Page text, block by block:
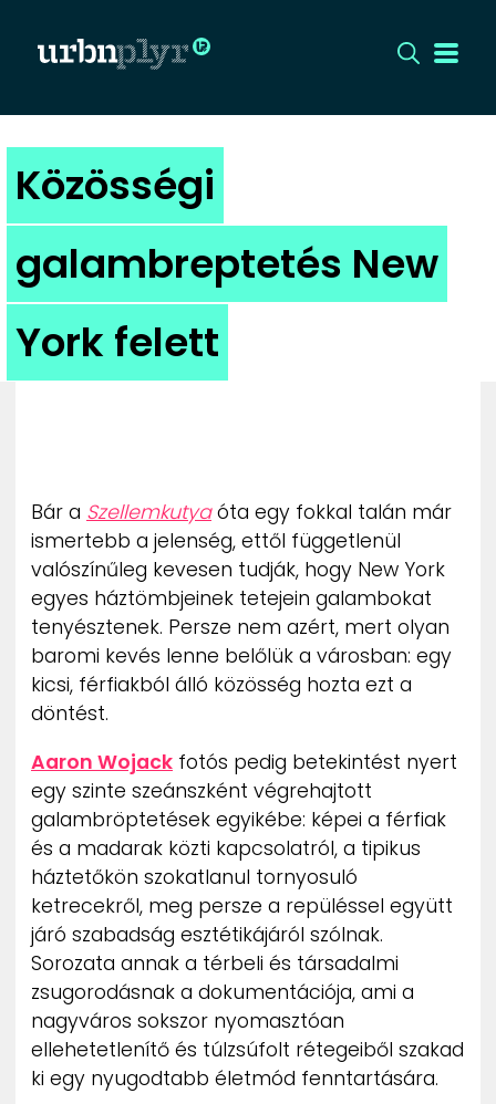
CÍMLAP
DIZÁJN
DIVAT
HIP
ZENE
MÉDIAAJÁNLAT
IMPRESSZUM
PR-ARCHÍVUM
ADATKEZELÉSI TÁJÉKOZTATÓ
Közösségi
galambreptetés New
York felett
Bár a Szellemkutyaóta egy fokkal talán már
ismertebb a jelenség, ettől függetlenül
valószínűleg kevesen tudják, hogy New York
egyes háztömbjeinek tetejein galambokat
tenyésztenek. Persze nem azért, mert olyan
baromi kevés lenne belőlük a városban: egy
kicsi, férfiakból álló közösség hozta ezt a
döntést.
Aaron Wojack fotós pedig betekintést nyert
egy szinte szeánszként végrehajtott
galambröptetések egyikébe: képei a férfiak
és a madarak közti kapcsolatról, a tipikus
háztetőkön szokatlanul tornyosuló
ketrecekről, meg persze a repüléssel együtt
járó szabadság esztétikájáról szólnak.
Sorozata annak a térbeli és társadalmi
zsugorodásnak a dokumentációja, ami a
nagyváros sokszor nyomasztóan
ellehetetlenítő és túlzsúfolt rétegeiből szakad
ki egy nyugodtabb életmód fenntartására.